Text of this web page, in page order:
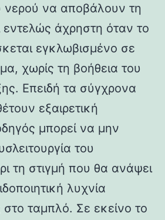
νερού να αποβάλουν τη
εντελώς άχρηστη όταν το
εγκλωβισμένο σε
χωρίς τη βοήθεια του
Επειδή τα σύγχρονα
εξαιρετική
μπορεί να μην
του
τη στιγμή που θα ανάψει
λυχνία
ταμπλό. Σε εκείνο το